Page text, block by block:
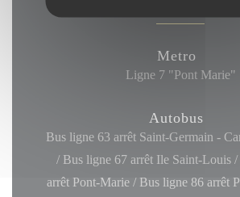
Metro
Ligne 7 "Pont Marie"
Autobus
Bus ligne 63 arrêt Saint-Germain -
/ Bus ligne 67 arrêt Ile Saint-Louis
arrêt Pont-Marie / Bus ligne 86 arrêt